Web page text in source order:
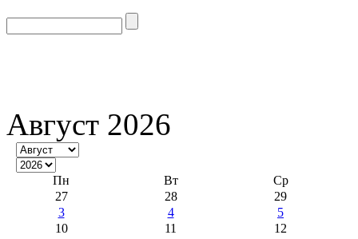
Август 2026
Пн Вт
Ср
27
28
29
3
4
5
10
11
12